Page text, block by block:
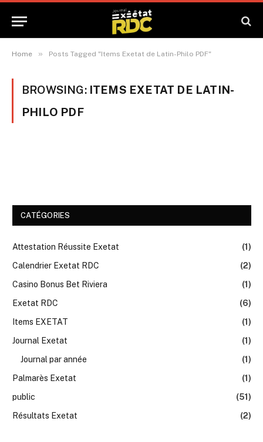
Home » Posts Tagged "Items Exetat de Latin-Philo PDF"
BROWSING: ITEMS EXETAT DE LATIN-
PHILO PDF
CATÉGORIES
Attestation Réussite Exetat
(1)
Calendrier Exetat RDC
(2)
Casino Bonus Bet Riviera
(1)
Exetat RDC
(6)
Items EXETAT
(1)
Journal Exetat
(1)
Journal par année
(1)
Palmarès Exetat
(1)
public
(51)
Résultats Exetat
(2)